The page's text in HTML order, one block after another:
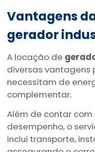
Vantagens
gerador
A locação de
diversas vantagens
necessitam de
complementar.
Além de contar
desempenho, o
inclui transporte,